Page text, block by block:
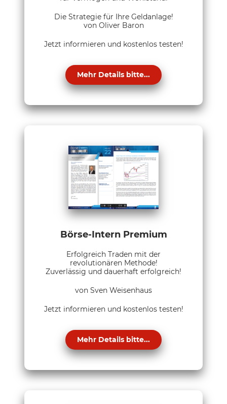
Die Strategie für Ihre Geldanlage!
von Oliver Baron
Jetzt informieren und kostenlos testen!
Mehr Details bitte...
Börse-Intern Premium
Erfolgreich Traden mit der
revolutionären Methode!
Zuverlässig und dauerhaft erfolgreich!
von Sven Weisenhaus
Jetzt informieren und kostenlos testen!
Mehr Details bitte...